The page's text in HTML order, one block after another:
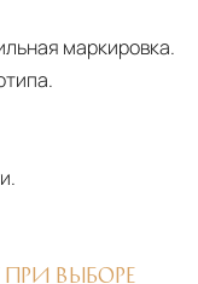
маркировка.
ВЫБОРЕ